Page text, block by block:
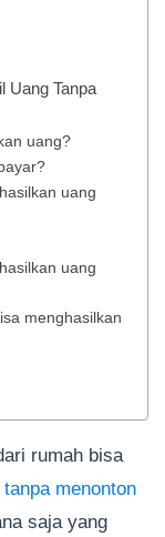
Uang Tanpa
uang?
uang
uang
menghasilkan
rumah bisa
menonton
saja yang